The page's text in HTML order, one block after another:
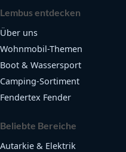
Lembus entdecken
Über uns
Wohnmobil-Themen
Boot & Wassersport
Camping-Sortiment
Fendertex Fender
Beliebte Bereiche
Autarkie & Elektrik